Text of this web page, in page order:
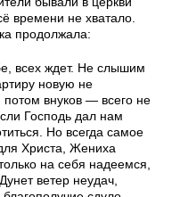
времени не хватало.
продолжала:
всех ждет. Не слышим
новую не
потом внуков — всего не
Господь дал нам
Но всегда самое
Христа, Жениха
на себя надеемся,
ветер неудач,